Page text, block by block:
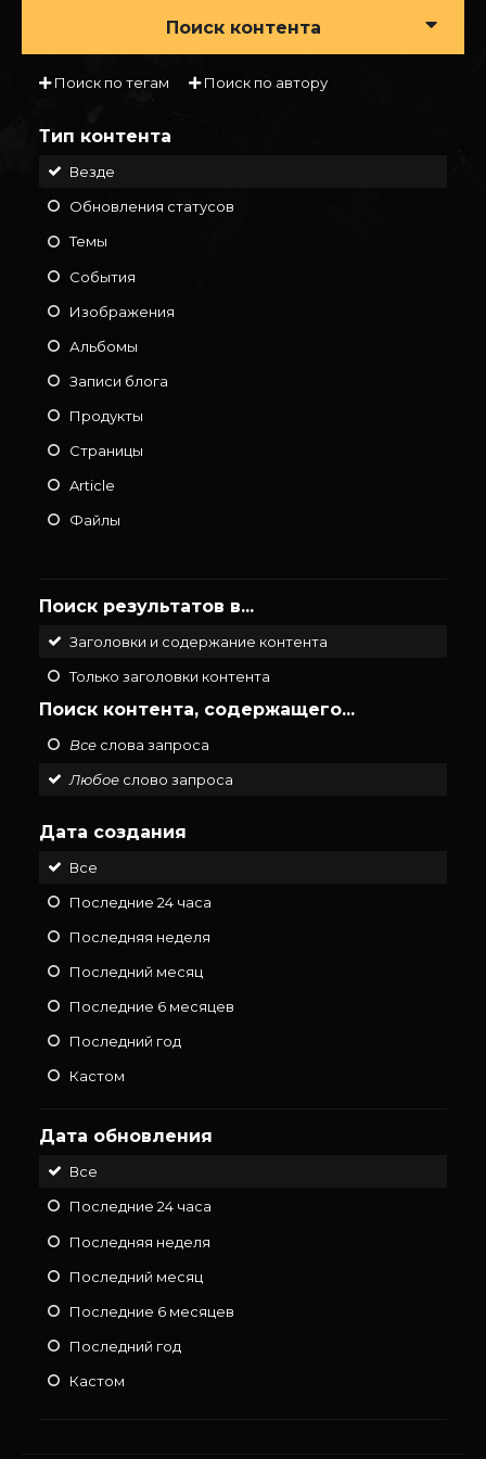
Поиск контента
Поиск по тегам Поиск по автору
Тип контента
Везде
Обновления статусов
Темы
События
Изображения
Альбомы
Записи блога
Продукты
Страницы
Article
Файлы
Поиск результатов в...
Заголовки и содержание контента
Только заголовки контента
Поиск контента, содержащего...
Все слова запроса
Любое слово запроса
Дата создания
Все
Последние 24 часа
Последняя неделя
Последний месяц
Последние 6 месяцев
Последний год
Кастом
Дата обновления
Все
Последние 24 часа
Последняя неделя
Последний месяц
Последние 6 месяцев
Последний год
Кастом